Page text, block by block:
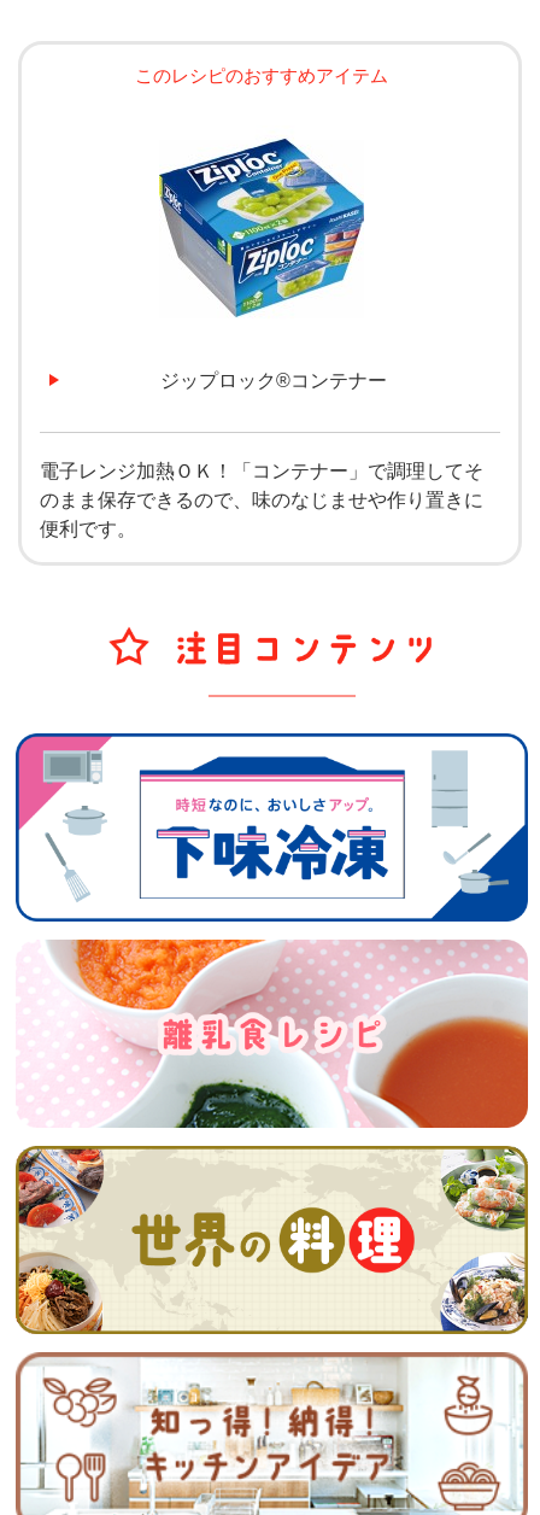
このレシピのおすすめアイテム
ジップロック®コンテナー
電子レンジ加熱ＯＫ！「コンテナー」で調理してそ
のまま保存できるので、味のなじませや作り置きに
便利です。